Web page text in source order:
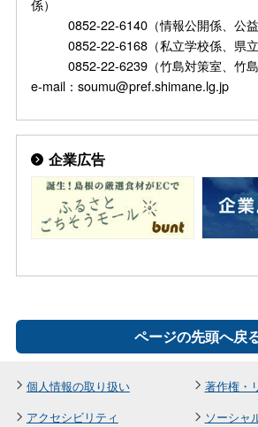
係）
0852-22-6140（情報公開係、公益
0852-22-6168（私立学校係、県立
0852-22-6239（竹島対策室、竹島
e-mail：soumu@pref.shimane.lg.jp
企業広告
ページの先頭へ戻
個人情報の取り扱い
著作権・
アクセシビリティ
ソーシャ